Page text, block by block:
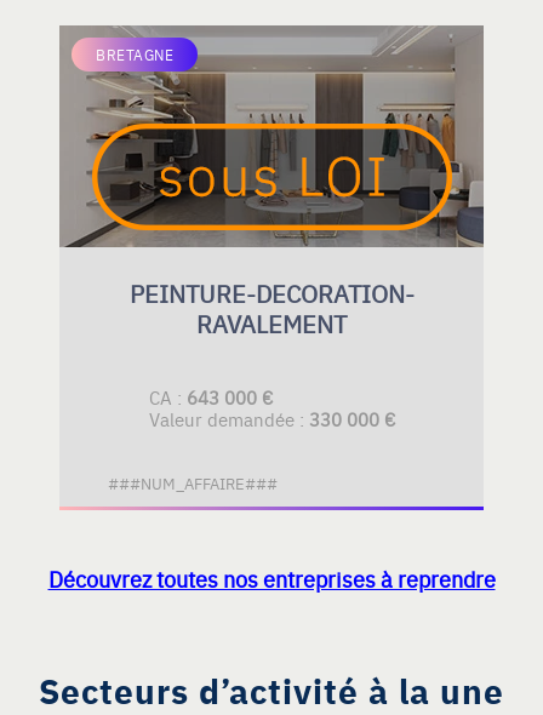
BRETAGNE
PEINTURE-DECORATION-
RAVALEMENT
CA : 643 000 €
Valeur demandée : 330 000 €
###NUM_AFFAIRE###
Découvrez toutes nos entreprises à reprendre
Secteurs d’activité à la une